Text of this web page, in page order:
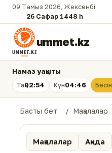
09 Тамыз 2026, Жексенбі
26 Сафар 1448 һ.
ummet.kz
Намаз уақыты
Таң02:54 Күн04:46 Бесін
Басты бет Мақалалар
Мақалалар Ақида